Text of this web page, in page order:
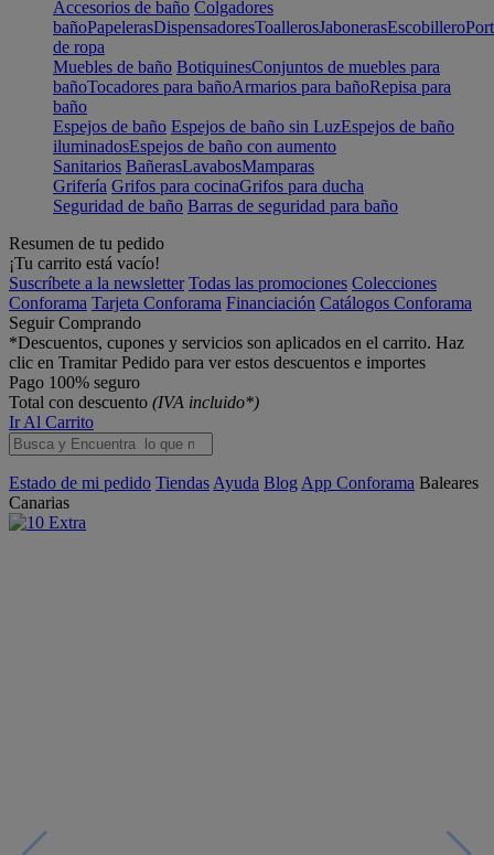
Accesorios de baño Colgadores
bañoPapelerasDispensadoresToallerosJabonerasEscobillero
de ropa
Muebles de baño BotiquinesConjuntos de muebles para
bañoTocadores para bañoArmarios para bañoRepisa para
baño
Espejos de baño Espejos de baño sin LuzEspejos de baño
iluminadosEspejos de baño con aumento
Sanitarios BañerasLavabosMamparas
Grifería Grifos para cocinaGrifos para ducha
Seguridad de baño Barras de seguridad para baño
Resumen de tu pedido
¡Tu carrito está vacío!
Suscríbete a la newsletter Todas las promociones Colecciones
Conforama Tarjeta Conforama Financiación Catálogos Conforama
Seguir Comprando
*Descuentos, cupones y servicios son aplicados en el carrito. Haz
clic en Tramitar Pedido para ver estos descuentos e importes
Pago 100% seguro
Total con descuento (IVA incluido*)
Ir Al Carrito
Estado de mi pedido Tiendas Ayuda Blog App Conforama Baleares
Canarias